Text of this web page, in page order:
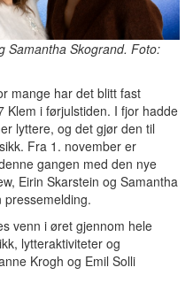
Samantha Skogrand. Foto:
mange har det blitt fast
Klem i førjulstiden. I fjor hadde
lyttere, og det gjør den til
Fra 1. november er
gangen med den nye
Eirin Skarstein og Samantha
venn i øret gjennom hele
lytteraktiviteter og
Krogh og Emil Solli